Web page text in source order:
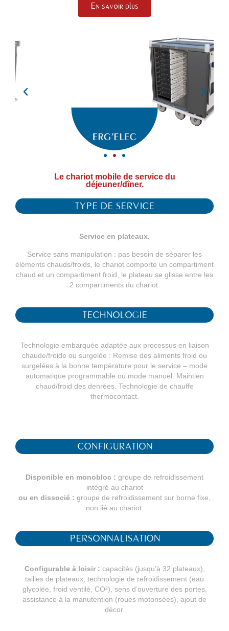
En savoir plus
Le chariot mobile de service du
déjeuner/dîner.
TYPE DE SERVICE
Service en plateaux.
Service sans manipulation : pas besoin de séparer les
éléments chauds/froids, le chariot comporte un compartiment
chaud et un compartiment froid, le plateau se glisse entre les
2 compartiments du chariot.
TECHNOLOGIE
Technologie embarquée adaptée aux processus en liaison
chaude/froide ou surgelée : Remise des aliments froid ou
surgelées à la bonne température pour le service – mode
automatique programmable ou mode manuel. Maintien
chaud/froid des denrées. Technologie de chauffe
thermocontact.
CONFIGURATION
Disponible en monobloc : groupe de refroidissement
intégré au chariot
ou en dissocié : groupe de refroidissement sur borne fixe,
non lié au chariot.
PERSONNALISATION
Configurable à loisir : capacités (jusqu’à 32 plateaux),
tailles de plateaux, technologie de refroidissement (eau
glycolée, froid ventilé, CO²), sens d’ouverture des portes,
assistance à la manutention (roues motorisées), ajout de
décor.